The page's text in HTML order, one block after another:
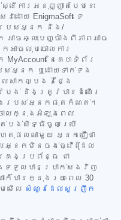
ើការអនុញ្ញាតបែបនេះ
ដោយ EnigmaSoft ទេ
របស់អ្នក និង/
ចឆ្លុះបញ្ចាំងពីភាពអាច
ាចលុបចោលការ
នៃគេហទំព័រ
ស់អ្នក ឬដោយទាក់ទង
លសាកល្បង 7 ថ្ងៃ
វបង់ និងត្រូវបានដំណើរ
ងរបស់អ្នកផុតកំណត់។
លក្នុងអំឡុងពេល
បង់សិទ្ធិចូលប្រើ
េតុផលណាមួយ អ្នកជឿថា
លអ្នកមិនចង់ធ្វើ (ដែល
គ្រងប្រព័ន្ធ ជា
ទទួលបានប្រាក់សងវិញ
ក៏បានក្នុងរយៈពេល 30
មើល សំណួរដែលសួរញឹក